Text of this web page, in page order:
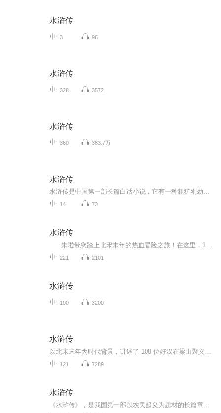
水浒传
3 96
水浒传
328 3572
水浒传
360 383.7万
水浒传
14 73
水浒传
221 2101
水浒传
100 3200
水浒传
121 7289
水浒传